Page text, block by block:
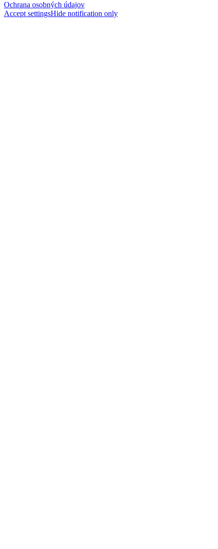
Ochrana osobných údajov
Accept settingsHide notification only